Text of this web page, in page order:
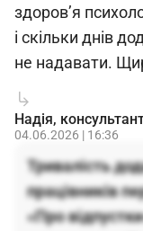
здоров’я
і скільки днів
не надавати.
Надія,
04.06.2026 | 16:36
Тривалість
працівників
«Про